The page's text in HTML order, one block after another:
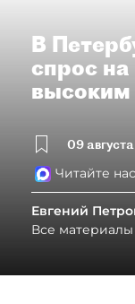
В
спрос
высоким
09
Читайте
Евгений
Все материалы